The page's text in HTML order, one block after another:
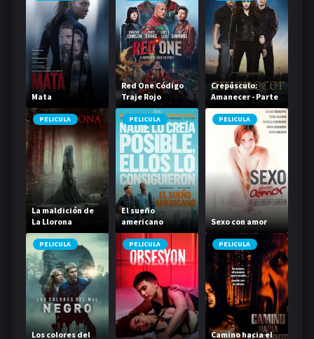
Mata
Red One Código
Traje Rojo
Crepúsculo:
Amanecer - Parte
2
PELICULA
La maldición de
La Llorona
PELICULA
El sueño
americano
PELICULA
Sexo con amor
PELICULA
Los colores del
PELICULA PELICULA
Camino hacia el